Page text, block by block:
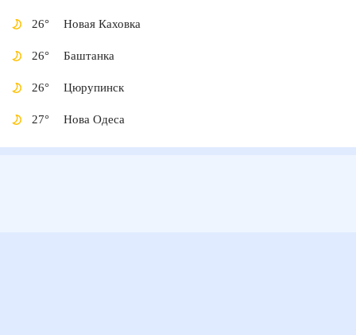
26° Новая Каховка
26° Баштанка
26° Цюрупинск
27° Нова Одеса